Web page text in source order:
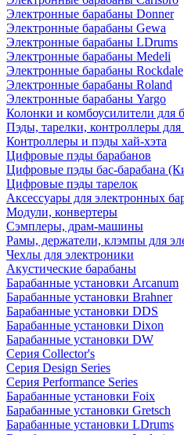
Электронные барабаны Donner
Электронные барабаны Gewa
Электронные барабаны LDrums
Электронные барабаны Medeli
Электронные барабаны Rockdale
Электронные барабаны Roland
Электронные барабаны Yargo
Колонки и комбоусилители для
Пэды, тарелки, контроллеры
Контроллеры и пэды хай-хэта
Цифровые пэды барабанов
Цифровые пэды бас-барабана
Цифровые пэды тарелок
Аксессуары для электронных
Модули, конвертеры
Сэмплеры, драм-машины
Рамы, держатели, клэмпы для
Чехлы для электроники
Акустические барабаны
Барабанные установки Arcanum
Барабанные установки Brahner
Барабанные установки DDS
Барабанные установки Dixon
Барабанные установки DW
Серия Collector's
Серия Design Series
Серия Performance Series
Барабанные установки Foix
Барабанные установки Gretsch
Барабанные установки LDrums